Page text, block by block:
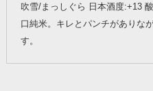
吹雪/まっしぐら 日本酒度:+13
口純米。キレとパンチがありな
す。